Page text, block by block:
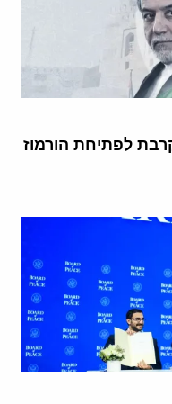
לפתיחת הורמוז